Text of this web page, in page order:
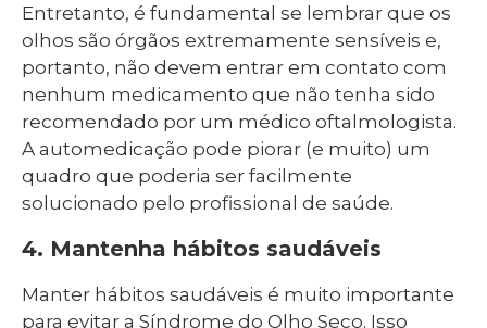
Entretanto, é fundamental se lembrar que os
olhos são órgãos extremamente sensíveis e,
portanto, não devem entrar em contato com
nenhum medicamento que não tenha sido
recomendado por um médico oftalmologista.
A automedicação pode piorar (e muito) um
quadro que poderia ser facilmente
solucionado pelo profissional de saúde.
4. Mantenha hábitos saudáveis
Manter hábitos saudáveis é muito importante
para evitar a Síndrome do Olho Seco. Isso